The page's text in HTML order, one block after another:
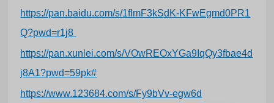
https://pan.baidu.com/s/1fImF3kSdK-KFwEgmd0PR1
Q?pwd=r1j8
https://pan.xunlei.com/s/VOwREOxYGa9IqQy3fbae4d
j8A1?pwd=59pk#
https://www.123684.com/s/Fy9bVv-egw6d